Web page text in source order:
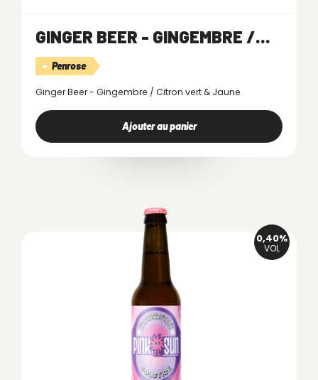
GINGER BEER - GINGEMBRE /...
Penrose
Ginger Beer - Gingembre / Citron vert & Jaune
Ajouter au panier
0,40%
VOL